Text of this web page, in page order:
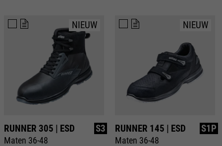
NIEUW
RUNNER 305 | ESD
Maten 36-48
S3
NIEUW
RUNNER 145 | ESD
Maten 36-48
S1P